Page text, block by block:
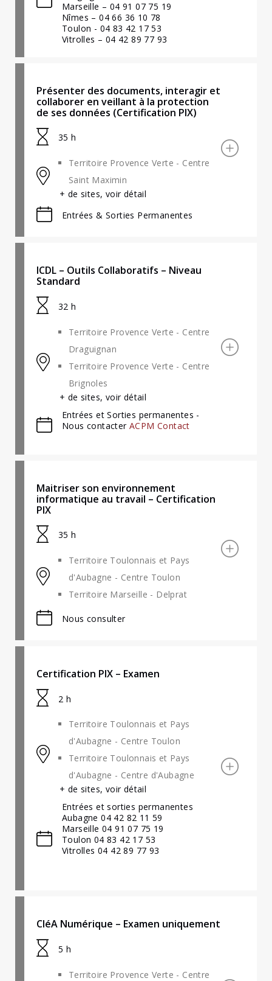
Marseille – 04 91 07 75 19
Nîmes – 04 66 36 10 78
Toulon - 04 83 42 17 53
Vitrolles – 04 42 89 77 93
Présenter des documents, interagir et
collaborer en veillant à la protection
de ses données (Certification PIX)
35 h
Territoire Provence Verte - Centre
Saint Maximin
+ de sites, voir détail
Entrées & Sorties Permanentes
ICDL – Outils Collaboratifs – Niveau
Standard
32 h
Territoire Provence Verte - Centre
Draguignan
Territoire Provence Verte - Centre
Brignoles
+ de sites, voir détail
Entrées et Sorties permanentes -
Nous contacterACPM Contact
Maitriser son environnement
informatique au travail – Certification
PIX
35 h
Territoire Toulonnais et Pays
d'Aubagne - Centre Toulon
Territoire Marseille - Delprat
Nous consulter
Certification PIX – Examen
2 h
Territoire Toulonnais et Pays
d'Aubagne - Centre Toulon
Territoire Toulonnais et Pays
d'Aubagne - Centre d'Aubagne
+ de sites, voir détail
Entrées et sorties permanentes
Aubagne 04 42 82 11 59
Marseille 04 91 07 75 19
Toulon 04 83 42 17 53
Vitrolles 04 42 89 77 93
CléA Numérique – Examen uniquement
5 h
Territoire Provence Verte - Centre